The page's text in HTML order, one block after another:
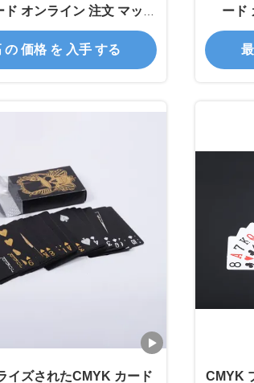
オンライン 注文 マット
ブラック
の 価格 を 入手 する
ード
イズされたCMYK カード
CMYK